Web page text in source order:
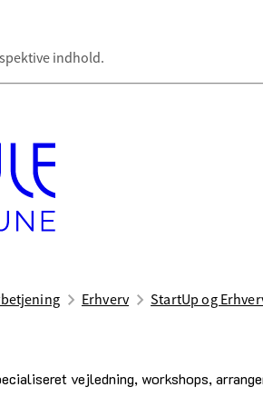
indhold.
Erhverv StartUp og
vejledning, workshops,